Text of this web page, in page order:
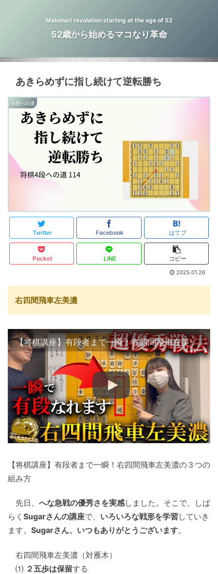
Makonari revolution starting at the age of 52
52歳から始めるマコなり革命
あきらめずに指し続けて逆転勝ち
４段への道
Twitter Facebook はてブ
Pocket LINE コピー
2025.01.26
右四間飛車左美濃
【将棋講座】有段者まで一瞬！右四間飛車左美濃の３つの組み方
【将棋講座】有段者まで一瞬！右四間飛車左美濃の３つの
組み方
先日、 へな急戦の優秀さを実感しました。そこで、しば
らく Sugarさんの講座で、 いろいろな戦形を学習 していき
ます。 Sugarさん、いつもありがとうございます。
右四間飛車左美濃（対雁木）
⑴ ２五歩は保留する